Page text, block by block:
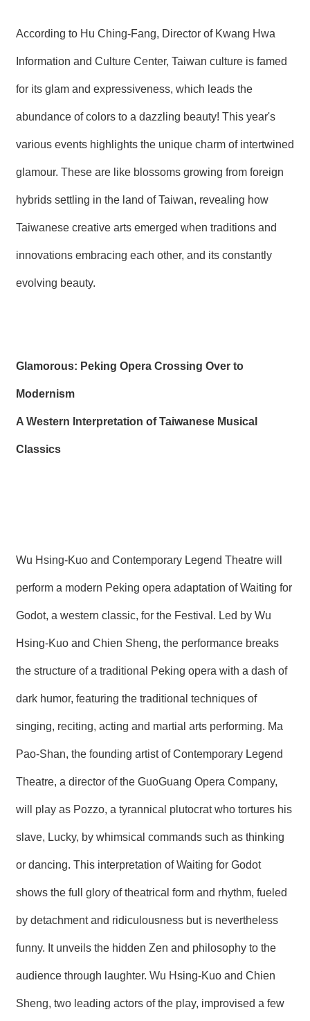
According to Hu Ching-Fang, Director of Kwang Hwa
Information and Culture Center, Taiwan culture is famed
for its glam and expressiveness, which leads the
abundance of colors to a dazzling beauty! This year's
various events highlights the unique charm of intertwined
glamour. These are like blossoms growing from foreign
hybrids settling in the land of Taiwan, revealing how
Taiwanese creative arts emerged when traditions and
innovations embracing each other, and its constantly
evolving beauty.
Glamorous: Peking Opera Crossing Over to
Modernism
A Western Interpretation of Taiwanese Musical
Classics
Wu Hsing-Kuo and Contemporary Legend Theatre will
perform a modern Peking opera adaptation of Waiting for
Godot, a western classic, for the Festival. Led by Wu
Hsing-Kuo and Chien Sheng, the performance breaks
the structure of a traditional Peking opera with a dash of
dark humor, featuring the traditional techniques of
singing, reciting, acting and martial arts performing. Ma
Pao-Shan, the founding artist of Contemporary Legend
Theatre, a director of the GuoGuang Opera Company,
will play as Pozzo, a tyrannical plutocrat who tortures his
slave, Lucky, by whimsical commands such as thinking
or dancing. This interpretation of Waiting for Godot
shows the full glory of theatrical form and rhythm, fueled
by detachment and ridiculousness but is nevertheless
funny. It unveils the hidden Zen and philosophy to the
audience through laughter. Wu Hsing-Kuo and Chien
Sheng, two leading actors of the play, improvised a few